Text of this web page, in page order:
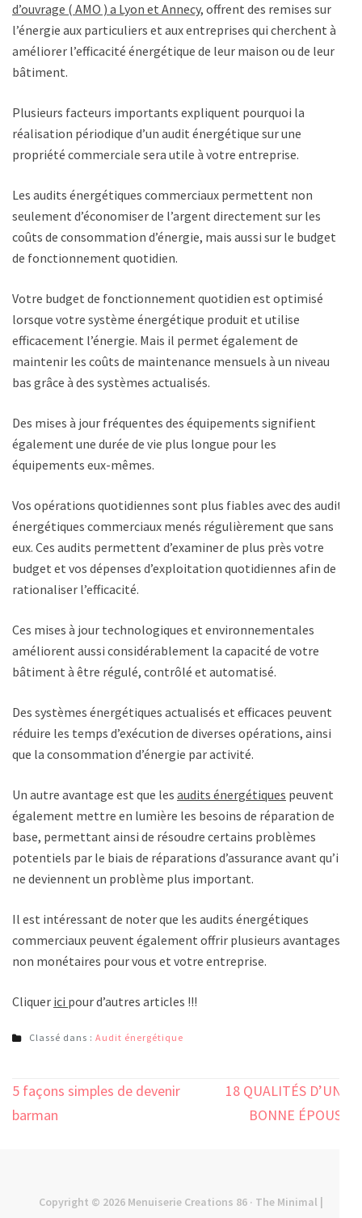
d’ouvrage ( AMO ) a Lyon et Annecy, offrent des remises sur
l’énergie aux particuliers et aux entreprises qui cherchent à
améliorer l’efficacité énergétique de leur maison ou de leur
bâtiment.
Plusieurs facteurs importants expliquent pourquoi la
réalisation périodique d’un audit énergétique sur une
propriété commerciale sera utile à votre entreprise.
Les audits énergétiques commerciaux permettent non
seulement d’économiser de l’argent directement sur les
coûts de consommation d’énergie, mais aussi sur le budget
de fonctionnement quotidien.
Votre budget de fonctionnement quotidien est optimisé
lorsque votre système énergétique produit et utilise
efficacement l’énergie. Mais il permet également de
maintenir les coûts de maintenance mensuels à un niveau
bas grâce à des systèmes actualisés.
Des mises à jour fréquentes des équipements signifient
également une durée de vie plus longue pour les
équipements eux-mêmes.
Vos opérations quotidiennes sont plus fiables avec des audits
énergétiques commerciaux menés régulièrement que sans
eux. Ces audits permettent d’examiner de plus près votre
budget et vos dépenses d’exploitation quotidiennes afin de
rationaliser l’efficacité.
Ces mises à jour technologiques et environnementales
améliorent aussi considérablement la capacité de votre
bâtiment à être régulé, contrôlé et automatisé.
Des systèmes énergétiques actualisés et efficaces peuvent
réduire les temps d’exécution de diverses opérations, ainsi
que la consommation d’énergie par activité.
Un autre avantage est que les audits énergétiques peuvent
également mettre en lumière les besoins de réparation de
base, permettant ainsi de résoudre certains problèmes
potentiels par le biais de réparations d’assurance avant qu’ils
ne deviennent un problème plus important.
Il est intéressant de noter que les audits énergétiques
commerciaux peuvent également offrir plusieurs avantages
non monétaires pour vous et votre entreprise.
Cliquer ici pour d’autres articles !!!
Classé dans : Audit énergétique
Navigation
de
5 façons simples de devenir
barman
18 QUALITÉS D’UNE
BONNE ÉPOUSE
Copyright © 2026 Menuiserie Creations 86 · The Minimal |